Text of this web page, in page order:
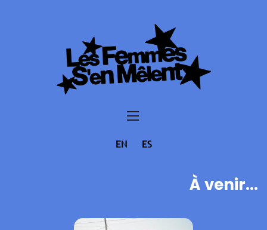
EN ES
À venir...